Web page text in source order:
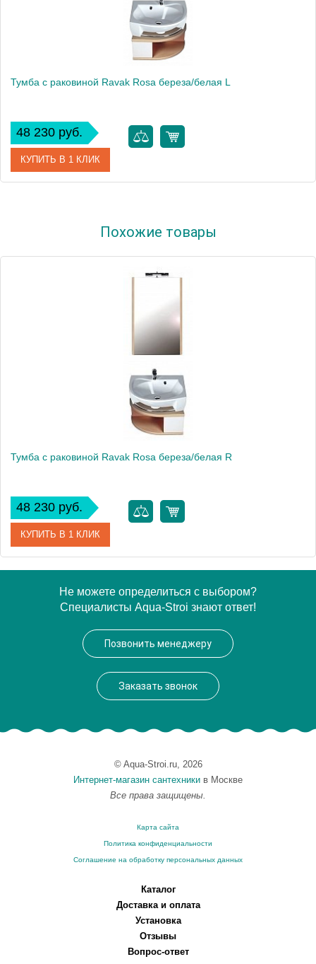
Тумба с раковиной Ravak Rosa береза/белая L
48 230 руб.
КУПИТЬ В 1 КЛИК
Высота, см 49.0000
Похожие товары
Тумба с раковиной Ravak Rosa береза/белая R
48 230 руб.
КУПИТЬ В 1 КЛИК
Производитель
Не можете определиться с выбором?
Специалисты Aqua-Stroi знают ответ!
Позвонить менеджеру
Заказать звонок
© Aqua-Stroi.ru, 2026
Интернет-магазин сантехники в Москве
Все права защищены.
Карта сайта
Политика конфиденциальности
Соглашение на обработку персональных данных
Каталог
Доставка и оплата
Установка
Отзывы
Вопрос-ответ